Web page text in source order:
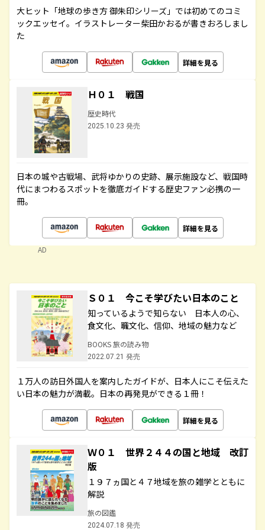
大ヒット「地球の歩き方 御朱印シリーズ」では初めてのコミ
ックエッセイ。イラストレーター柴田かおるが書きおろしまし
た
詳細を見る
Ｈ０１ 戦国
歴史時代
2025.10.23 発売
日本の城や古戦場、武将ゆかりの史跡、展示施設など、戦国時
代にまつわるスポットを徹底ガイドする歴史ファン必携の一
冊。
詳細を見る
AD
Ｓ０１ 今こそ学びたい日本のこと
知っているようで知らない 日本人の心、
食文化、職文化、信仰、地域の魅力など
BOOKS 旅の読み物
2022.07.21 発売
１万人の訪日外国人を案内したガイドが、日本人にこそ伝えた
い日本の魅力が満載。日本の再発見ができる１冊！
詳細を見る
Ｗ０１ 世界２４４の国と地域 改訂
版
１９７ヵ国と４７地域を旅の雑学とともに
解説
旅の図鑑
2024.07.18 発売